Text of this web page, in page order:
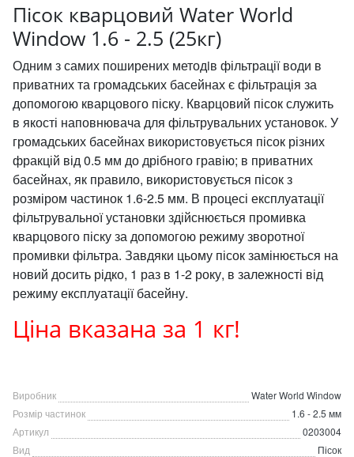
Пісок кварцовий Water World
Window 1.6 - 2.5 (25кг)
Одним з самих поширених методiв фільтрації води в
приватних та громадських басейнах є фільтрація за
допомогою кварцового піску. Кварцовий пісок служить
в якості наповнювача для фільтрувальних установок. У
громадських басейнах використовується пісок різних
фракцій від 0.5 мм до дрібного гравію; в приватних
басейнах, як правило, використовується пісок з
розміром частинок 1.6-2.5 мм. В процесі експлуатації
фільтрувальної установки здійснюється промивка
кварцового піску за допомогою режиму зворотної
промивки фільтра. Завдяки цьому пісок замінюється на
новий досить рідко, 1 раз в 1-2 року, в залежності від
режиму експлуатації басейну.
Ціна вказана за 1 кг!
Виробник
Water World Window
Розмір частинок
1.6 - 2.5 мм
Артикул
0203004
Вид
Пісок